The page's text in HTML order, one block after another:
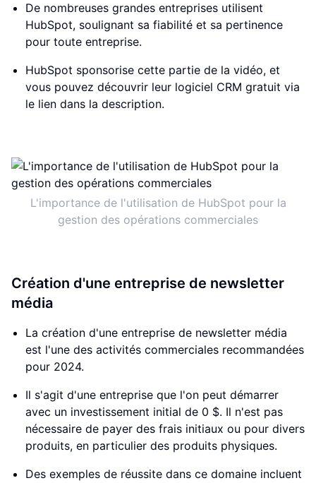
De nombreuses grandes entreprises utilisent
HubSpot, soulignant sa fiabilité et sa pertinence
pour toute entreprise.
HubSpot sponsorise cette partie de la vidéo, et
vous pouvez découvrir leur logiciel CRM gratuit via
le lien dans la description.
L'importance de l'utilisation de HubSpot pour la
gestion des opérations commerciales
Création d'une entreprise de newsletter
média
La création d'une entreprise de newsletter média
est l'une des activités commerciales recommandées
pour 2024.
Il s'agit d'une entreprise que l'on peut démarrer
avec un investissement initial de 0 $. Il n'est pas
nécessaire de payer des frais initiaux ou pour divers
produits, en particulier des produits physiques.
Des exemples de réussite dans ce domaine incluent